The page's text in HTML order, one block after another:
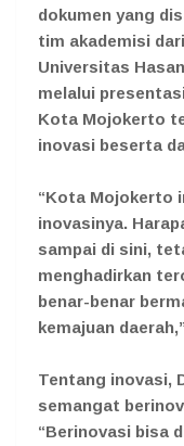
dokumen yang
tim akademisi
Universitas
melalui
Kota Mojokerto
inovasi beserta
“Kota Mojokerto
inovasinya.
sampai di sini,
menghadirkan
benar-benar
kemajuan
Tentang inovasi,
semangat
“Berinovasi bisa